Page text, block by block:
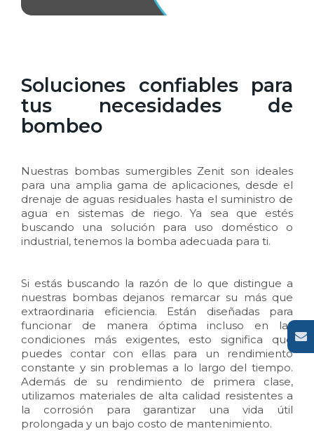
Soluciones confiables para
tus necesidades de
bombeo
Nuestras bombas sumergibles Zenit son ideales
para una amplia gama de aplicaciones, desde el
drenaje de aguas residuales hasta el suministro de
agua en sistemas de riego. Ya sea que estés
buscando una solución para uso doméstico o
industrial, tenemos la bomba adecuada para ti.
Si estás buscando la razón de lo que distingue a
nuestras bombas dejanos remarcar su más que
extraordinaria eficiencia. Están diseñadas para
funcionar de manera óptima incluso en las
condiciones más exigentes, esto significa que
puedes contar con ellas para un rendimiento
constante y sin problemas a lo largo del tiempo.
Además de su rendimiento de primera clase,
utilizamos materiales de alta calidad resistentes a
la corrosión para garantizar una vida útil
prolongada y un bajo costo de mantenimiento.